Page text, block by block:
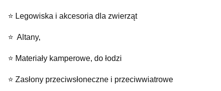
⭐️ Legowiska i akcesoria dla zwierząt
⭐️ Altany,
⭐️ Materiały kamperowe, do łodzi
⭐️ Zasłony przeciwsłoneczne i przeciwwiatrowe